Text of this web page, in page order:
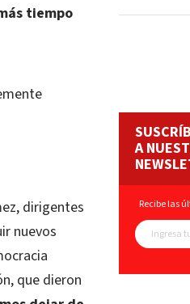
tiempo
dirigentes
nuevos
que dieron
A
Recibe las